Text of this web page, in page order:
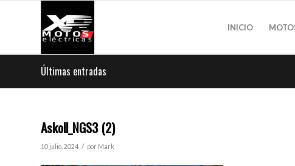
INICIO
Últimas entradas
Askoll_NGS3 (2)
10 julio, 2024 / por Mark